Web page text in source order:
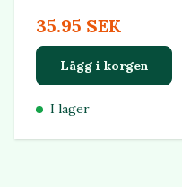
35.95 SEK
Lägg i korgen
I lager